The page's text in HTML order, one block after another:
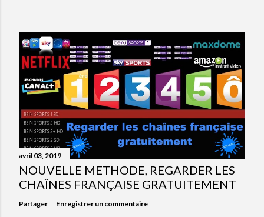
avril 03, 2019
NOUVELLE METHODE, REGARDER LES
CHAÎNES FRANÇAISE GRATUITEMENT
Partager Enregistrer un commentaire